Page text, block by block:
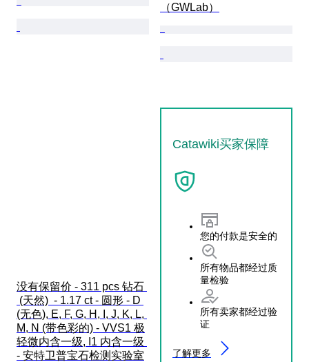
（GWLab）
没有保留价 - 311 pcs 钻石
(天然)  - 1.17 ct - 圆形 - D
(无色), E, F, G, H, I, J, K, L,
M, N (带色彩的) - VVS1 极
轻微内含一级, I1 内含一级
- 安特卫普宝石检测实验室
Catawiki买家保障
您的付款是安全的
所有物品都经过质
量检验
所有卖家都经过验
证
了解更多